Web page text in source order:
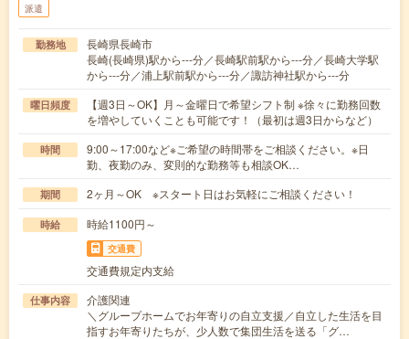
派遣
勤務地
長崎県長崎市
長崎(長崎県)駅から---分／長崎駅前駅から---分／長崎大学駅
から---分／浦上駅前駅から---分／諏訪神社駅から---分
曜日頻度
【週3日～OK】月～金曜日で希望シフト制 ※徐々に勤務回数
を増やしていくことも可能です！（最初は週3日からなど）
時間
9:00～17:00など※ご希望の時間帯をご相談ください。※日
勤、夜勤のみ、変則的な勤務等も相談OK…
期間 2ヶ月～OK ※スタート日はお気軽にご相談ください！
時給 時給1100円～
交通費
交通費規定内支給
仕事内容
介護関連
＼グループホームでお年寄りの自立支援／自立した生活を目
指すお年寄りたちが、少人数で集団生活を送る「グ…